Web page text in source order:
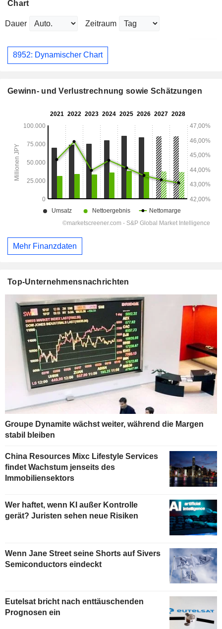
Chart
Dauer Zeitraum
8952: Dynamischer Chart
Gewinn- und Verlustrechnung sowie Schätzungen
Mehr Finanzdaten
Top-Unternehmensnachrichten
Groupe Dynamite wächst weiter, während die Margen
stabil bleiben
China Resources Mixc Lifestyle Services
findet Wachstum jenseits des
Immobiliensektors
Wer haftet, wenn KI außer Kontrolle
gerät? Juristen sehen neue Risiken
Wenn Jane Street seine Shorts auf Sivers
Semiconductors eindeckt
Eutelsat bricht nach enttäuschenden
Prognosen ein